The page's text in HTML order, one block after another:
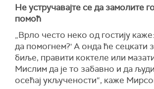
Не устручавајте се да замолите
помоћ
„Врло често неко од гостију
да помогнем?' А онда ће сецкати
биље, правити коктеле или
Мислим да је то забавно и да
осећај укључености“, каже